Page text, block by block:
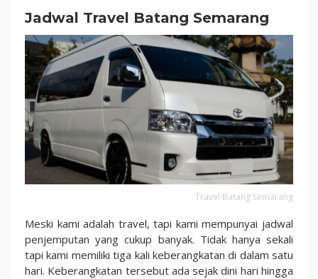
Jadwal Travel Batang Semarang
Travel Batang Semarang
Meski kami adalah travel, tapi kami mempunyai jadwal
penjemputan yang cukup banyak. Tidak hanya sekali
tapi kami memiliki tiga kali keberangkatan di dalam satu
hari. Keberangkatan tersebut ada sejak dini hari hingga